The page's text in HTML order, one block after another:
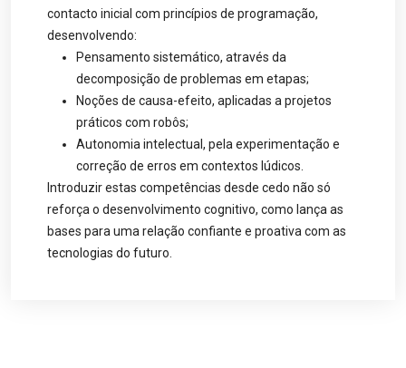
contacto inicial com princípios de programação,
desenvolvendo:
Pensamento sistemático, através da
decomposição de problemas em etapas;
Noções de causa-efeito, aplicadas a projetos
práticos com robôs;
Autonomia intelectual, pela experimentação e
correção de erros em contextos lúdicos.
Introduzir estas competências desde cedo não só
reforça o desenvolvimento cognitivo, como lança as
bases para uma relação confiante e proativa com as
tecnologias do futuro.